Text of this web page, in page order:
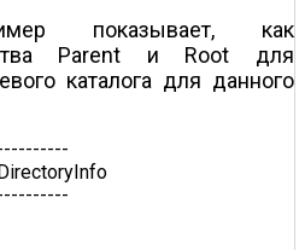
показывает, как
Parent и Root для
каталога для данного